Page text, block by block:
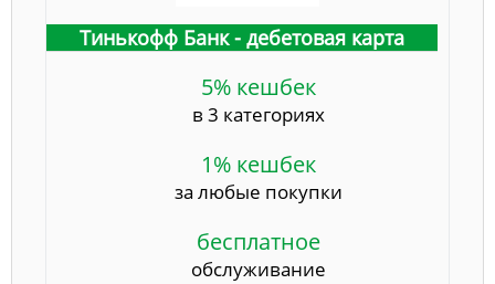
Тинькофф Банк - дебетовая карта
5% кешбек
в 3 категориях
1% кешбек
за любые покупки
бесплатное
обслуживание